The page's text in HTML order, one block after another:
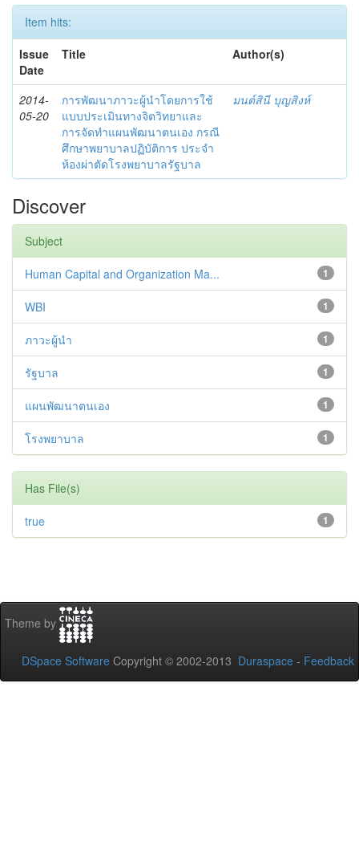
Item hits:
Issue
Date
Title Author(s)
2014-
05-20
การพัฒนาภาวะผู้นำโดยการใช้
แบบประเมินทางจิตวิทยาและ
การจัดทำแผนพัฒนาตนเอง กรณี
ศึกษาพยาบาลปฏิบัติการ ประจำ
ห้องผ่าตัดโรงพยาบาลรัฐบาล
มนต์สินี บุญสิงห์
Discover
Subject
1
Human Capital and Organization Ma...
1
WBI
1
ภาวะผู้นำ
1
รัฐบาล
1
แผนพัฒนาตนเอง
1
โรงพยาบาล
Has File(s)
1
true
Theme by
DSpace Software Copyright © 2002-2013 Duraspace - Feedback